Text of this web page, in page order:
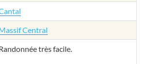
Central
très facile.